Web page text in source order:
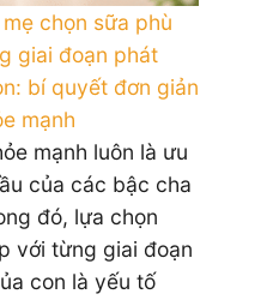
chọn sữa phù
giai đoạn phát
bí quyết đơn giản
mạnh
mạnh luôn là ưu
của các bậc cha
đó, lựa chọn
với từng giai đoạn
con là yếu tố